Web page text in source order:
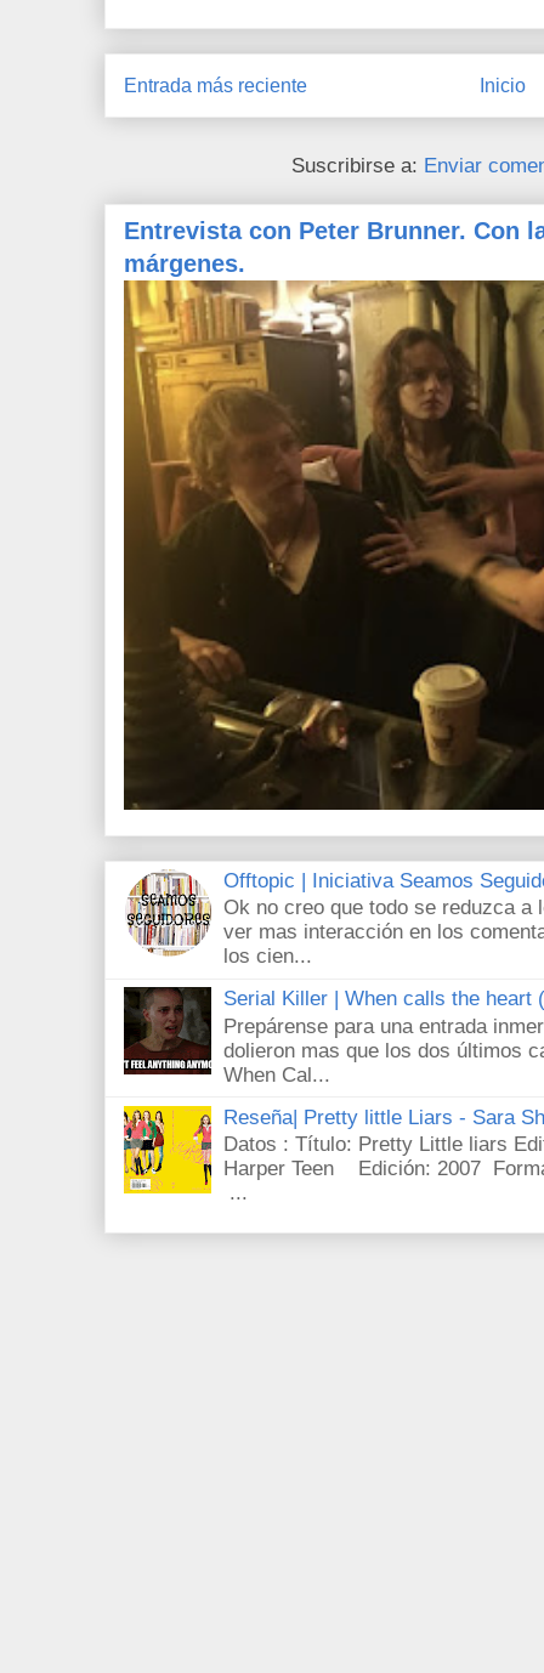
Entrada más reciente Inicio
Suscribirse a: Enviar
Entrevista con Peter Brunner. Con
márgenes.
Offtopic | Iniciativa Seamos
Ok no creo que todo se reduzca a
ver mas interacción en los
los cien...
Serial Killer | When calls the heart
Prepárense para una entrada
dolieron mas que los dos últimos
When Cal...
Reseña| Pretty little Liars - Sara
Datos : Título: Pretty Little liars
Harper Teen Edición: 2007
...